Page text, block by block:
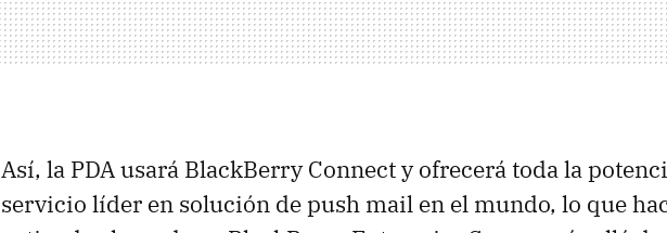
Así, la PDA usará BlackBerry Connect y ofrecerá toda la
servicio líder en solución de push mail en el mundo, lo que